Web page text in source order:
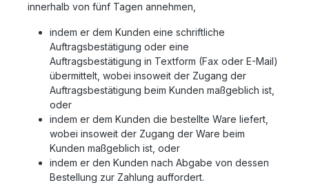
innerhalb von fünf Tagen annehmen,
indem er dem Kunden eine schriftliche
Auftragsbestätigung oder eine
Auftragsbestätigung in Textform (Fax oder E-Mail)
übermittelt, wobei insoweit der Zugang der
Auftragsbestätigung beim Kunden maßgeblich ist,
oder
indem er dem Kunden die bestellte Ware liefert,
wobei insoweit der Zugang der Ware beim
Kunden maßgeblich ist, oder
indem er den Kunden nach Abgabe von dessen
Bestellung zur Zahlung auffordert.